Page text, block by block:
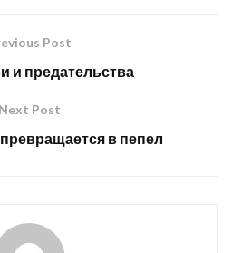
Post
и предательства
Next Post
в пепел